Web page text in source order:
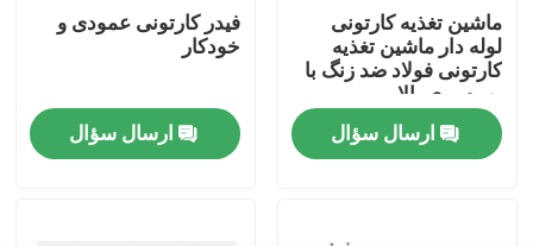
تور کارخانه
کنترل کیفیت
ماشین تغذیه کارتونی
لوله دار ماشین تغذیه
کارتونی فولاد ضد زنگ با
بهره وری بالا
ارسال سؤال
فیدر کارتونی عمودی و
خودکار
ارسال سؤال